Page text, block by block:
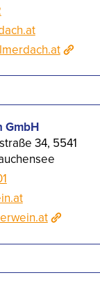
GmbH
34, 5541